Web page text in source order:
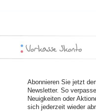
Abonnieren Sie jetzt
Newsletter. So
Neuigkeiten oder
sich jederzeit wieder